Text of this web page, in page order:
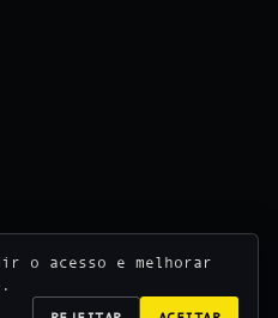
de Londrina ·
o acesso e melhorar